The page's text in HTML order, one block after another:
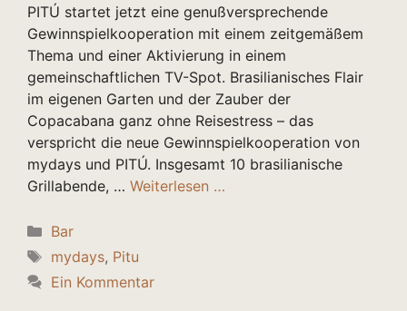
PITÚ startet jetzt eine genußversprechende
Gewinnspielkooperation mit einem zeitgemäßem
Thema und einer Aktivierung in einem
gemeinschaftlichen TV-Spot. Brasilianisches Flair
im eigenen Garten und der Zauber der
Copacabana ganz ohne Reisestress – das
verspricht die neue Gewinnspielkooperation von
mydays und PITÚ. Insgesamt 10 brasilianische
Grillabende, … Weiterlesen …
Kategorien
Bar
Schlagwörter
mydays, Pitu
Ein Kommentar